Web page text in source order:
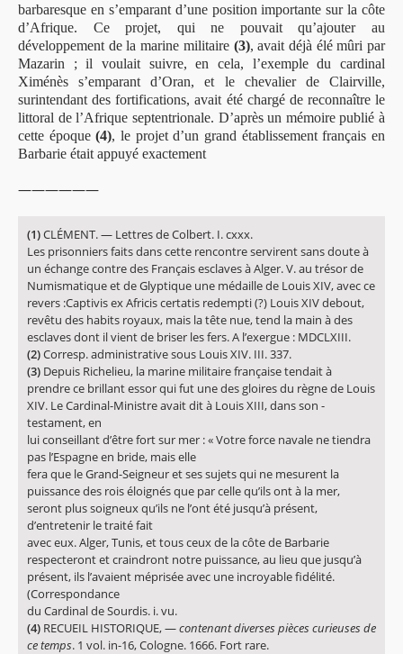
barbaresque en s’emparant d’une position importante sur la côte
d’Afrique. Ce projet, qui ne pouvait qu’ajouter au
développement de la marine militaire (3), avait déjà élé mûri par
Mazarin ; il voulait suivre, en cela, l’exemple du cardinal
Ximénès s’emparant d’Oran, et le chevalier de Clairville,
surintendant des fortifications, avait été chargé de reconnaître le
littoral de l’Afrique septentrionale. D’après un mémoire publié à
cette époque(4), le projet d’un grand établissement français en
Barbarie était appuyé exactement
——————
(1)CLÉMENT. — Lettres de Colbert. I. cxxx.
Les prisonniers faits dans cette rencontre servirent sans doute à
un échange contre des Français esclaves à Alger. V. au trésor de
Numismatique et de Glyptique une médaille de Louis XIV, avec ce
revers :Captivis ex Africis certatis redempti (?) Louis XIV debout,
revêtu des habits royaux, mais la tête nue, tend la main à des
esclaves dont il vient de briser les fers. A l’exergue : MDCLXIII.
(2)Corresp. administrative sous Louis XIV. III. 337.
(3) Depuis Richelieu, la marine militaire française tendait à
prendre ce brillant essor qui fut une des gloires du règne de Louis
XIV. Le Cardinal-Ministre avait dit à Louis XIII, dans son -
testament, en
lui conseillant d’être fort sur mer : « Votre force navale ne tiendra
pas l’Espagne en bride, mais elle
fera que le Grand-Seigneur et ses sujets qui ne mesurent la
puissance des rois éloignés que par celle qu’ils ont à la mer,
seront plus soigneux qu’ils ne l’ont été jusqu’à présent,
d’entretenir le traité fait
avec eux. Alger, Tunis, et tous ceux de la côte de Barbarie
respecteront et craindront notre puissance, au lieu que jusqu’à
présent, ils l’avaient méprisée avec une incroyable fidélité.
(Correspondance
du Cardinal de Sourdis. i. vu.
(4) RECUEIL HISTORIQUE, —contenant diverses pièces curieuses de
ce temps. 1 vol. in-16, Cologne. 1666. Fort rare.